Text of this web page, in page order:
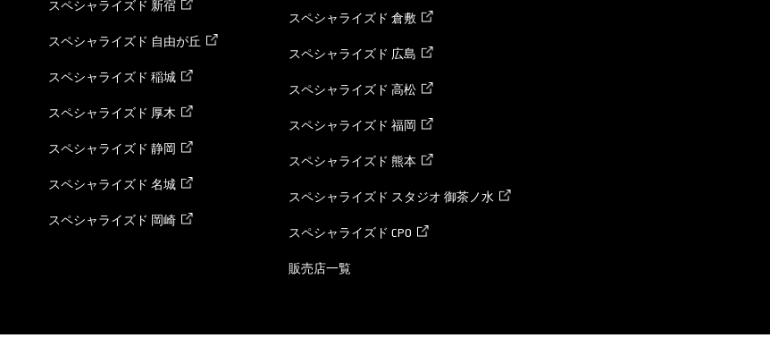
スペシャライズド 新宿
スペシャライズド 自由が丘
スペシャライズド 稲城
スペシャライズド 厚木
スペシャライズド 静岡
スペシャライズド 名城
スペシャライズド 岡崎
スペシャライズド 倉敷
スペシャライズド 広島
スペシャライズド 高松
スペシャライズド 福岡
スペシャライズド 熊本
スペシャライズド スタジオ 御茶ノ水
スペシャライズド CPO
販売店一覧